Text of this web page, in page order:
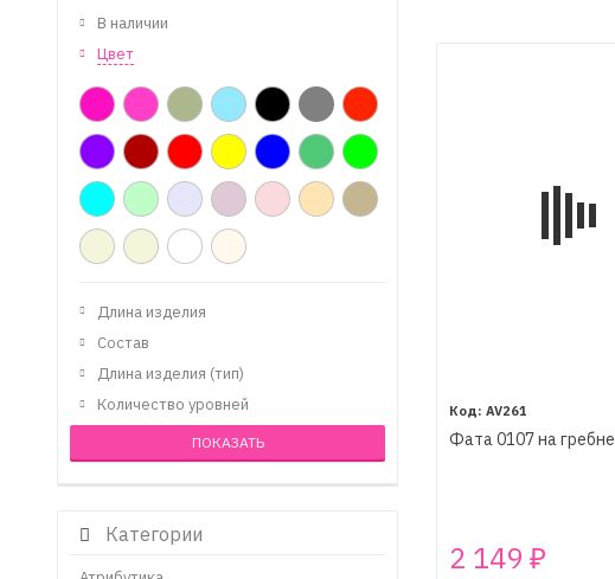
В наличии
Цвет
Длина изделия
Состав
Длина изделия (тип)
Количество уровней
Категории
AV261
Фата 0107 на гребне
2 149 ₽